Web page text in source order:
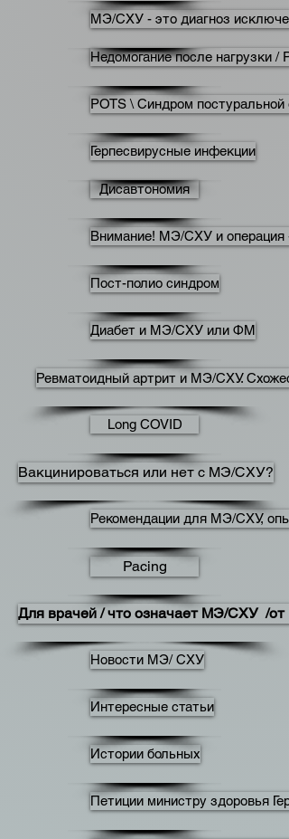
МЭ/СХУ - это диагноз
Недомогание после нагрузки /
POTS \ Синдром постуральной
Герпесвирусные инфекции
Дисавтономия
Внимание! МЭ/СХУ и операция
Пост-полио синдром
Диабет и МЭ/СХУ или ФМ
Ревматоидный артрит и МЭ/СХУ.
Long COVID
Вакцинироваться или нет с МЭ/СХУ?
Рекомендации для МЭ/СХУ,
Pacing
Для врачей / что означает MЭ/CХУ /от
Новости МЭ/ СХУ
Интересные статьи
Истории больных
Петиции министру здоровья